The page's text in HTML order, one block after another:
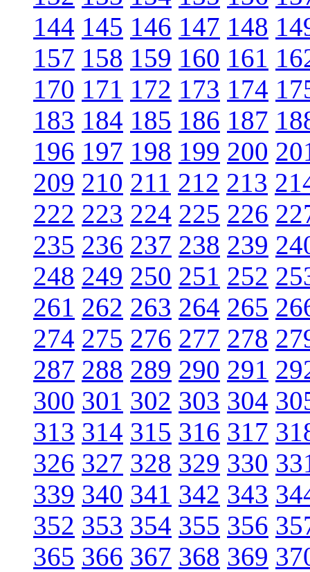
144 145 146 147 148
157 158 159 160 161
170 171 172 173 174
183 184 185 186 187
196 197 198 199 200
209 210 211 212 213
222 223 224 225 226
235 236 237 238 239
248 249 250 251 252
261 262 263 264 265
274 275 276 277 278
287 288 289 290 291
300 301 302 303 304
313 314 315 316 317
326 327 328 329 330
339 340 341 342 343
352 353 354 355 356
365 366 367 368 369